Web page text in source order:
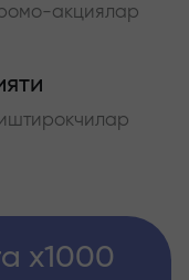
акциялар
x1000